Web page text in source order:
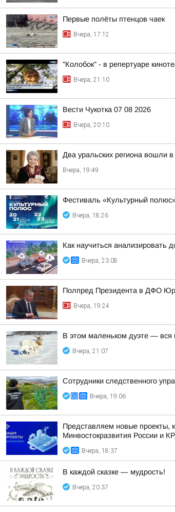
Первые полёты птенцов чаек
Вчера, 17:12
"Колобок" - в репертуаре
Вчера, 21:10
Вести Чукотка 07 08 2026
Вчера, 20:10
Два уральских региона вошли
Вчера, 19:49
Фестиваль «Культурный
Вчера, 18:26
Как научиться анализировать
Вчера, 23:08
Полпред Президента в ДФО
Вчера, 19:24
В этом маленьком дуэте — вся
Вчера, 21:07
Сотрудники следственного
Вчера, 19:06
Представляем новые проекты,
Минвостокразвития России и
Вчера, 18:37
В каждой сказке — мудрость!
Вчера, 20:37